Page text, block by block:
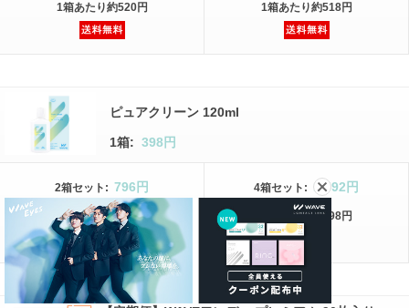
1箱あたり約520円 1箱あたり約518円
ピュアクリーン 120ml
1箱: 398円
2箱セット : 796円
1箱あたり約398円
4箱セット : 1,592円
あたり約398円